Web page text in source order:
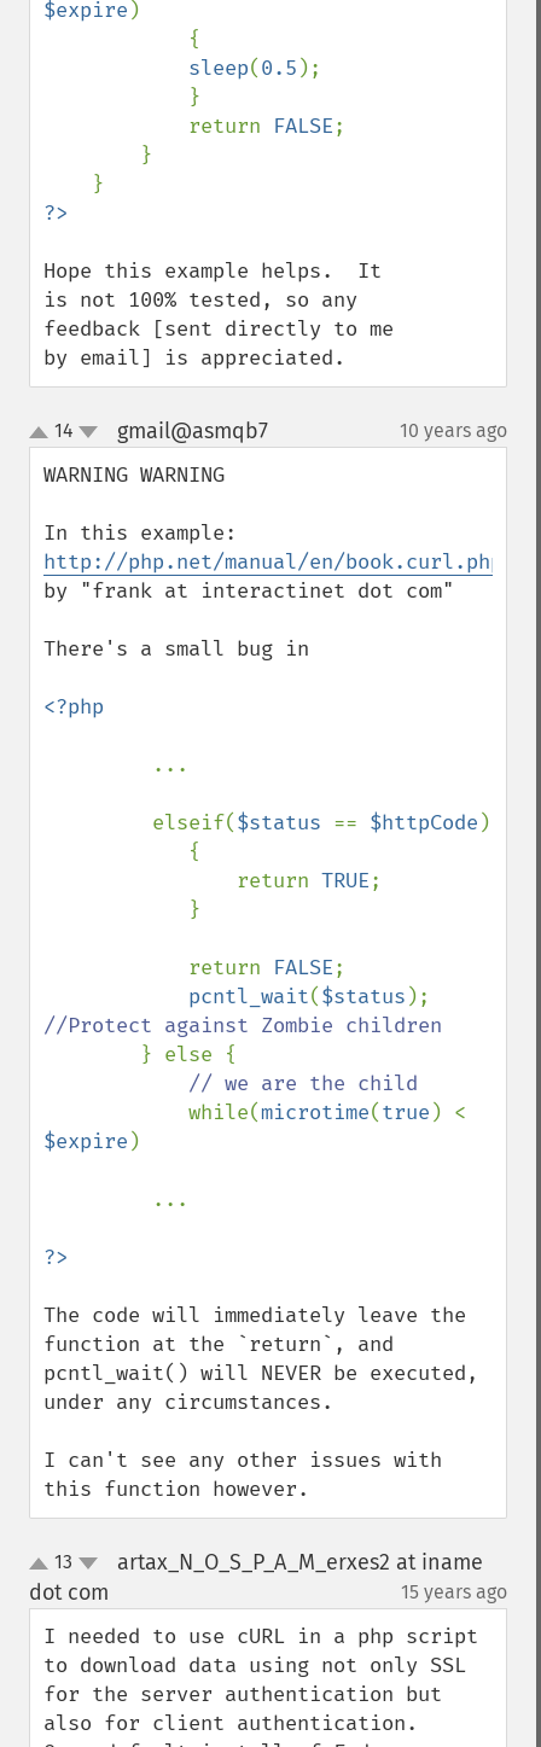
$expire )
sleep(0.5 );
            return
FALSE;
Hope this example helps.  It
is not 100% tested, so any
feedback [sent directly to me
by email] is appreciated.
up
down
14 gmail@asmqb7¶ 10 years ago
WARNING WARNING
http://php.net/manual/en/
by "frank at interactinet dot com"
There's a small bug in
<?php
...
         elseif(
$status == $httpCode )
                return
TRUE;
            return
FALSE;
pcntl_wait($status
//Protect against Zombie children
} else {
// we are the child
while(microtime(true
$expire )
The code will immediately leave the
function at the `return`, and
pcntl_wait() will NEVER be executed,
under any circumstances.
I can't see any other issues with
this function however.
up
down
13
artax_N_O_S_P_A_M_erxes2 at iname
dot com
15 years ago
I needed to use cURL in a php script
to download data using not only SSL
for the server authentication but
also for client authentication.